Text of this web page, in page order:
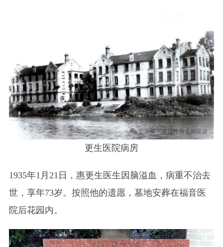
更生医院病房
1935年1月21日，惠更生医生因脑溢血，病重不治去
世，享年73岁。按照他的遗愿，墓地安葬在福音医
院后花园内。